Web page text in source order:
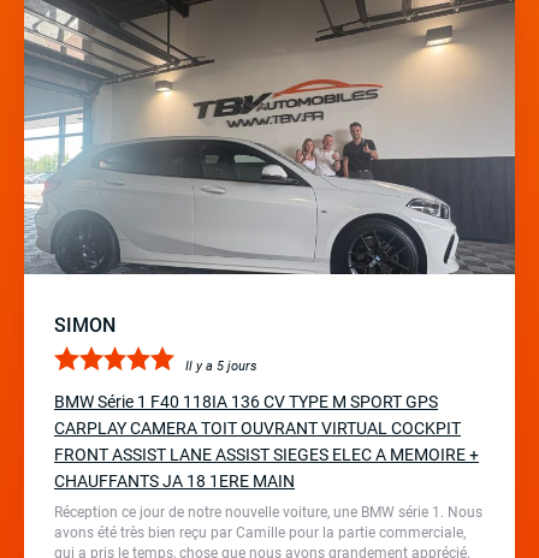
SIMON
Il y a 5 jours
BMW Série 1 F40 118IA 136 CV TYPE M SPORT GPS
CARPLAY CAMERA TOIT OUVRANT VIRTUAL COCKPIT
FRONT ASSIST LANE ASSIST SIEGES ELEC A MEMOIRE +
CHAUFFANTS JA 18 1ERE MAIN
Réception ce jour de notre nouvelle voiture, une BMW série 1. Nous
avons été très bien reçu par Camille pour la partie commerciale,
qui a pris le temps, chose que nous avons grandement apprécié.